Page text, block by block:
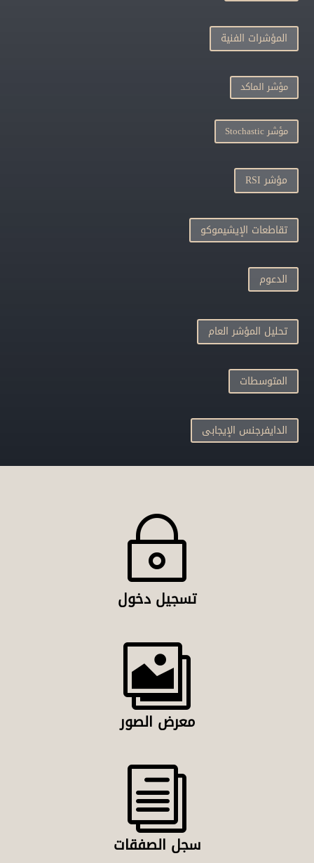
المؤشرات الفنية
مؤشر الماكد
مؤشر Stochastic
مؤشر RSI
تقاطعات الإيشيموكو
الدعوم
تحليل المؤشر العام
المتوسطات
الدايفرجنس الإيجابى
~
تسجيل دخول

معرض الصور
i
سجل الصفقات